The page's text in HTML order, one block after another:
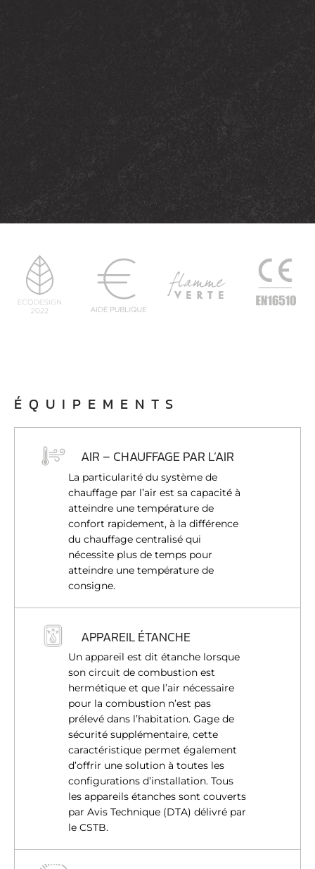
ÉQUIPEMENTS
AIR – CHAUFFAGE PAR L’AIR
La particularité du système de
chauffage par l’air est sa capacité à
atteindre une température de
confort rapidement, à la différence
du chauffage centralisé qui
nécessite plus de temps pour
atteindre une température de
consigne.
APPAREIL ÉTANCHE
Un appareil est dit étanche lorsque
son circuit de combustion est
hermétique et que l’air nécessaire
pour la combustion n’est pas
prélevé dans l’habitation. Gage de
sécurité supplémentaire, cette
caractéristique permet également
d’offrir une solution à toutes les
configurations d’installation. Tous
les appareils étanches sont couverts
par Avis Technique (DTA) délivré par
le CSTB.